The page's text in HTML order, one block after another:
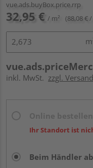
vue.ads.buyBox.price.rrp
32,95 € / m² (88,08 €
inkl. MwSt. zzgl.
Ihr Standort ist
Beim Händler